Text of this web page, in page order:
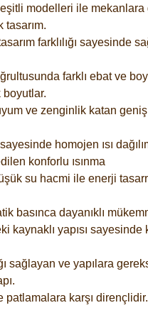
modelleri ile mekanlara
tasarım.
farklılığı sayesinde
farklı ebat ve
ve zenginlik katan
homojen ısı
konforlu ısınma
su hacmi ile enerji
basınca dayanıklı
kaynaklı yapısı sayesinde
sağlayan ve yapılara
patlamalara karşı dirençlidir.